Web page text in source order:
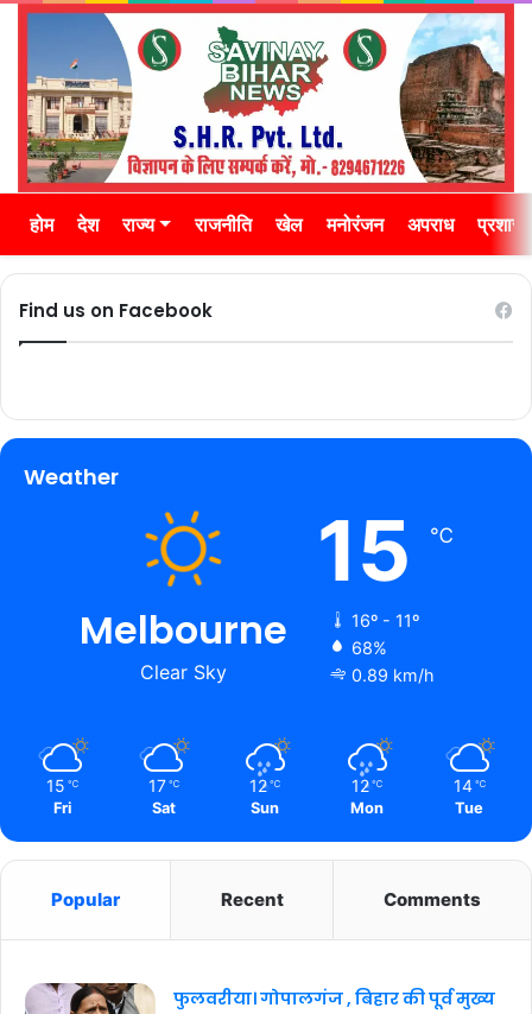
होम देश राज्य राजनीति खेल मनोरंजन अपराध
Find us on Facebook
Weather
Melbourne
Clear Sky
15 ℃
16º - 11º
68%
0.89 km/h
15 ℃
Fri
17 ℃
Sat
12 ℃
Sun
12 ℃
Mon
14 ℃
Tue
Popular Recent Comments
फुलवरीया। गोपालगंज , बिहार की पूर्व मुख्य